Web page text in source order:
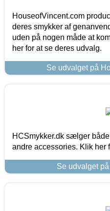
HouseofVincent.com
deres smykker af
uden på nogen måde at
her for at se deres udvalg.
Se udvalget på
HCSmykker.dk sælger
andre accessories. Klik her
Se udvalget